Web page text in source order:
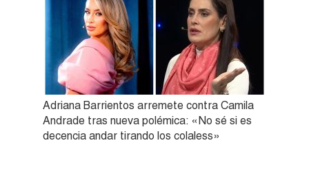
Adriana Barrientos arremete contra Camila
Andrade tras nueva polémica: «No sé si es
decencia andar tirando los colaless»